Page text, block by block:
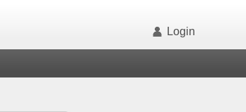
Login